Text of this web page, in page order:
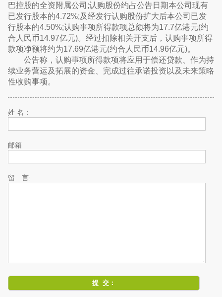
巴控股的全资附属公司;认购股份约占公告日期本公司现有
已发行股本的4.72%;及经发行认购股份扩大后本公司已发
行股本的4.50%;认购事项所得款项总额将为17.7亿港元(约
合人民币14.97亿元)。经过扣除相关开支后，认购事项所得
款项净额将约为17.69亿港元(约合人民币14.96亿元)。
公告称，认购事项所得款项将应用于偿还贷款、作为持
续业务营运及拓展的资金、完成过往承诺投资以及未来策略
性收购事项。
姓 名：
邮箱
留 言: